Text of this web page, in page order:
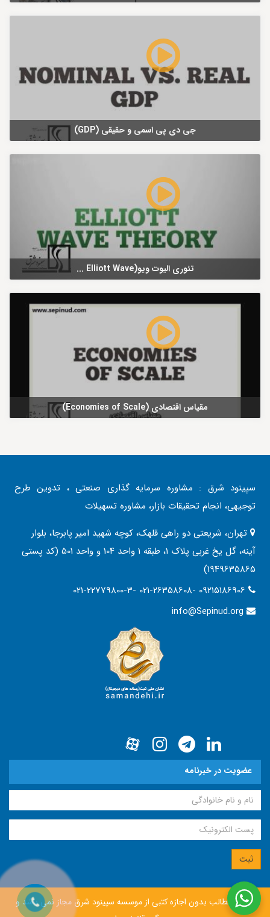
جی دی پی اسمی و حقیقی (GDP)
تئوری الیوت ویو(Elliott Wave ...
مقیاس اقتصادی (Economies of Scale)
سپینود شرق : مشاوره سرمایه گذاری صنعتی ، تدوین طرح
توجیهی، انجام تحقیقات بازار، مشاوره تسهیلات
تهران، شریعتی دو راهی قلهک، کوچه شهید امیر پابرجا، بلوار
آینه، گل یخ غربی پلاک 1، طبقه 1 واحد 104 و واحد 501 (کد پستی
1949635865)
021-22779800-3- 021-26358608- 09215186906
info@Sepinud.org
عضویت در خبرنامه
انتشار مطالب بدون اجازه كتبی از موسسه سپينود شرق مجاز نمی باشد و